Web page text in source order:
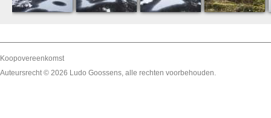
Koopovereenkomst
Auteursrecht © 2026 Ludo Goossens, alle rechten voorbehouden.